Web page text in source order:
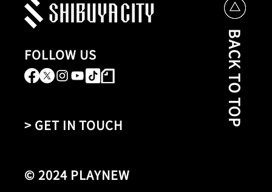
FOLLOW US
> GET IN TOUCH
© 2024 PLAYNEW
BACK TO TOP